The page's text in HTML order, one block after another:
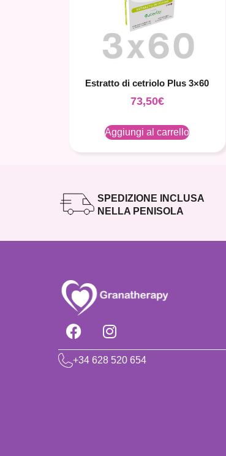
Estratto di cetriolo Plus 3×60
73,50€
Aggiungi al carrello
SPEDIZIONE INCLUSA
NELLA PENISOLA
+34 628 520 654